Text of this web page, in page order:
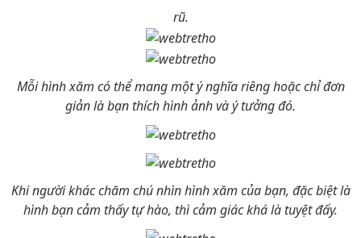
rũ.
Mỗi hình xăm có thể mang một ý nghĩa riêng hoặc chỉ đơn
giản là bạn thích hình ảnh và ý tưởng đó.
Khi người khác chăm chú nhìn hình xăm của bạn, đặc biệt là
hình bạn cảm thấy tự hào, thì cảm giác khá là tuyệt đấy.